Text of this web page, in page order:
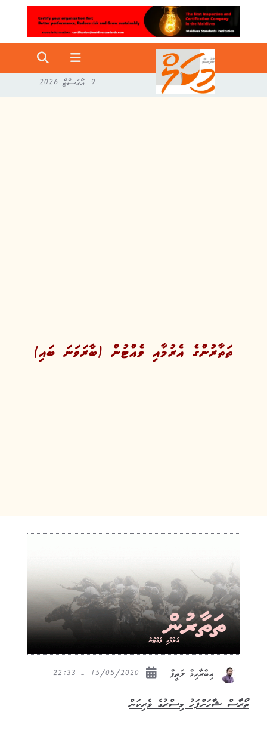
9 އޯގަސްޓް 2026
ތަތާރުންގެ އެރުމާއި ވެއްޓުން (ބާރަވަނަ ބައި)
އިބްރާހިމް ލަތީފް
ތޯރާސް ޝާހަށްފަހު މިސްރުގެ ވެރިކަން